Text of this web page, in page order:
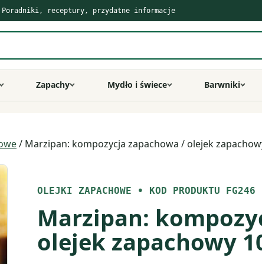
Poradniki, receptury, przydatne informacje
Zapachy Mydło i świece Barwniki
/ Marzipan: kompozycja zapachowa / olejek
OLEJKI ZAPACHOWE • KOD PRODUKTU FG246
Marzipan:
olejek zapachowy